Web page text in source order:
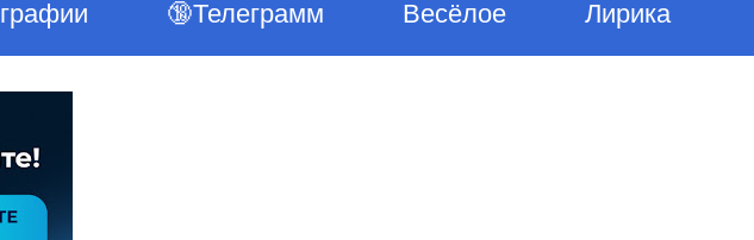
🔞Телеграмм Весёлое Лирика